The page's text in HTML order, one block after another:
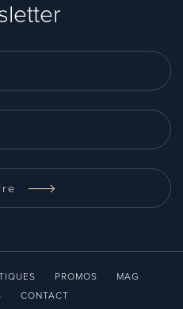
PROMOS
MAG
CONTACT